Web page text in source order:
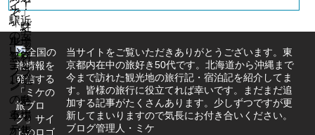
当サイトをご覧いただきありがとうございます。東
京都内在中の旅好き50代です。北海道から沖縄まで
今まで訪れた観光地の旅行記・宿泊記を紹介してま
す。皆様の旅行に役立てれば幸いです。まだまだ追
加する記事がたくさんあります。少しずつですが更
新してまいりますので気長にお付き合いください。
ブログ管理人・ミケ